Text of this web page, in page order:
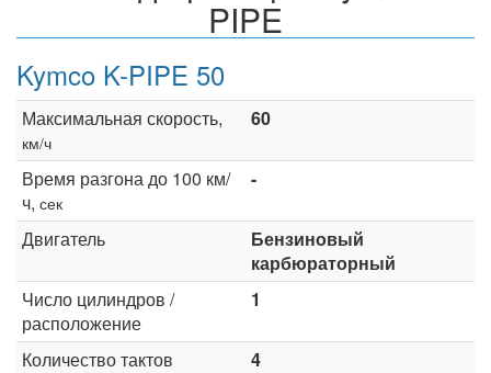
PIPE
Kymco K-PIPE 50
Максимальная скорость,
км/ч
60
Время разгона до 100 км/
ч, сек
-
Двигатель
Бензиновый
карбюраторный
Число цилиндров /
расположение
1
Количество тактов
4